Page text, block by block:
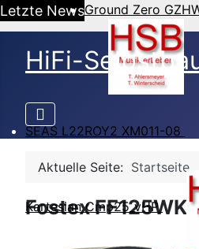
Letzte NewsGround Zero
SEAS L22ROY2 XM011-08
Kartesian Cmp25_vHP
HiFi-
Aktuelle Seite: Startseite
Fostex FF125WK